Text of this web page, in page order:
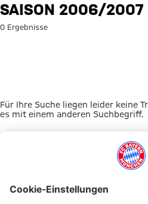
Suche: Saison
SAISON 2006/2007
0 Ergebnisse
Für Ihre Suche liegen leider keine
es mit einem anderen Suchbegriff.
Zur